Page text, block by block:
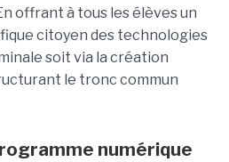
offrant à tous les élèves un
citoyen des technologies
soit via la création
le tronc commun
numérique